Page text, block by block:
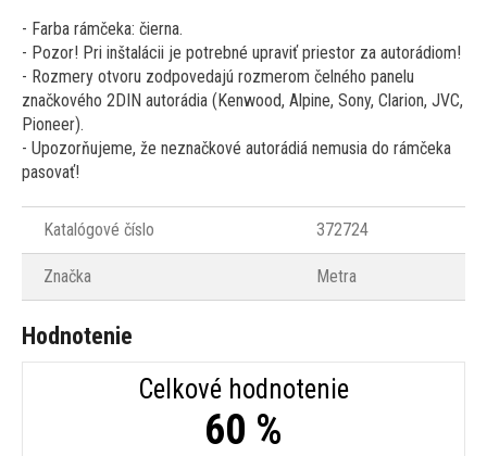
- Farba rámčeka: čierna.
- Pozor! Pri inštalácii je potrebné upraviť priestor za autorádiom!
- Rozmery otvoru zodpovedajú rozmerom čelného panelu
značkového 2DIN autorádia (Kenwood, Alpine, Sony, Clarion, JVC,
Pioneer).
- Upozorňujeme, že neznačkové autorádiá nemusia do rámčeka
pasovať!
Katalógové číslo 372724
Značka Metra
Hodnotenie
Celkové hodnotenie
60 %